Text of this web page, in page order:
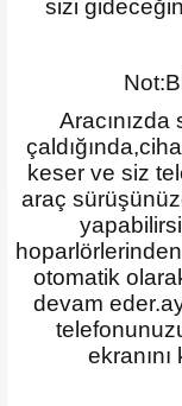
sizi
keser ve siz
araç
otomatik
devam